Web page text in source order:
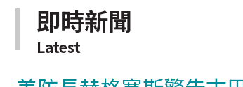
即時新聞
Latest